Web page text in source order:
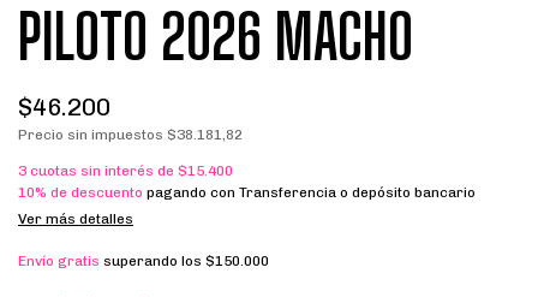
PILOTO 2026 MACHO
$46.200
Precio sin impuestos $38.181,82
3 cuotas sin interés de $15.400
10% de descuento pagando con Transferencia o depósito bancario
Ver más detalles
Envío gratis superando los $150.000